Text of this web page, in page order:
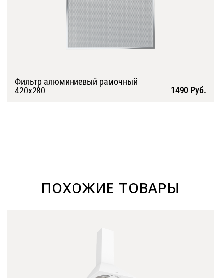
Фильтр алюминиевый рамочный
420х280
1490 Руб.
ПОХОЖИЕ ТОВАРЫ